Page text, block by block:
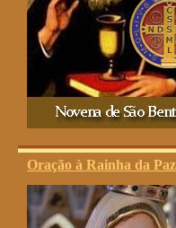
Oração à Rainha da Paz